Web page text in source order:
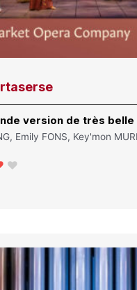
version de très belle
Emily FONS, Key'mon